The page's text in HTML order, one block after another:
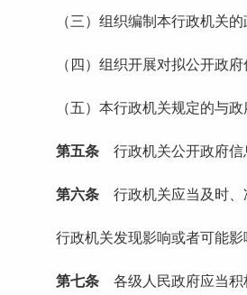
（三）组织编制本行政机关的
（四）组织开展对拟公开政府
（五）本行政机关规定的与政
第五条 行政机关公开政府信
第六条 行政机关应当及时、
行政机关发现影响或者可能影
第七条 各级人民政府应当积